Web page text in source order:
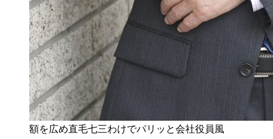
額を広め直毛七三わけでパリッと会社役員風